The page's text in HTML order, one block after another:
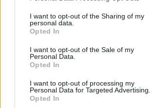
I want to opt-out of the Sharing of my
personal data.
Opted In
I want to opt-out of the Sale of my
Personal Data.
Opted In
I want to opt-out of processing my
Personal Data for Targeted Advertising.
Opted In